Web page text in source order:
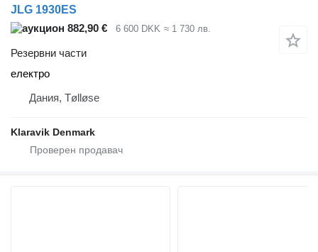
JLG 1930ES
882,90 €
6 600 DKK ≈ 1 730 лв.
Резервни части
електро
Дания, Tølløse
Klaravik Denmark